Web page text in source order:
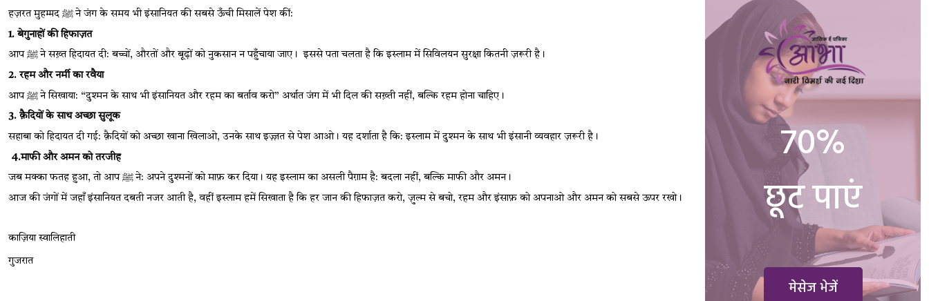
हज़रत मुहम्मद ﷺ ने जंग के समय भी इंसानियत की सबसे ऊँची मिसालें पेश कीं:
1. बेगुनाहों की हिफाज़त
आप ﷺ ने सख़्त हिदायत दी: बच्चों, औरतों और बूढ़ों को नुकसान न पहुँचाया जाए। इससे पता चलता है कि इस्लाम में सिविलयन सुरक्षा कितनी ज़रूरी है।
2. रहम और नर्मी का रवैया
आप ﷺ ने सिखाया: “दुश्मन के साथ भी इंसानियत और रहम का बर्ताव करो” अर्थात जंग में भी दिल की सख़्ती नहीं, बल्कि रहम होना चाहिए।
3. क़ैदियों के साथ अच्छा सुलूक
सहाबा को हिदायत दी गई: क़ैदियों को अच्छा खाना खिलाओ, उनके साथ इज़्ज़त से पेश आओ। यह दर्शाता है कि: इस्लाम में दुश्मन के साथ भी इंसानी व्यवहार ज़रूरी है।
4.माफी और अमन को तरजीह
जब मक्का फतह हुआ, तो आप ﷺ ने: अपने दुश्मनों को माफ़ कर दिया। यह इस्लाम का असली पैग़ाम है: बदला नहीं, बल्कि माफी और अमन।
आज की जंगों में जहाँ इंसानियत दबती नजर आती है, वहीं इस्लाम हमें सिखाता है कि हर जान की हिफाज़त करो, ज़ुल्म से बचो, रहम और इंसाफ़ को अपनाओ और अमन को सबसे ऊपर रखो।
काज़िया स्वालिहाती
गुजरात
70%
छूट पाएं
मेसेज भेजें